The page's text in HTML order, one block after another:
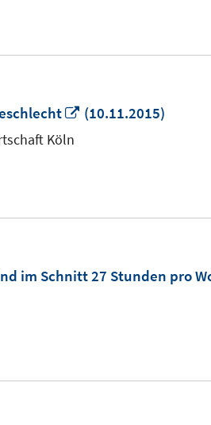
In
(10.11.2015)
Köln
im Schnitt 27 Stunden pro